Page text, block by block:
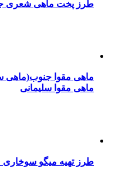
طرز پخت ماهی شعری
ماهی مقوا جنوب(ماهی
ماهی مقوا سلیمانی
طرز تهیه میگو سوخاری